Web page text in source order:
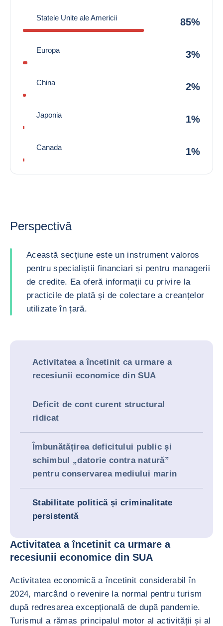
Statele Unite ale Americii 85%
Europa 3%
China 2%
Japonia 1%
Canada 1%
Perspectivă
Această secțiune este un instrument valoros
pentru specialiștii financiari și pentru managerii
de credite. Ea oferă informații cu privire la
practicile de plată și de colectare a creanțelor
utilizate în țară.
Activitatea a încetinit ca urmare a
recesiunii economice din SUA
Deficit de cont curent structural
ridicat
Îmbunătățirea deficitului public și
schimbul „datorie contra natură”
pentru conservarea mediului marin
Stabilitate politică și criminalitate
persistentă
Activitatea a încetinit ca urmare a
recesiunii economice din SUA
Activitatea economică a încetinit considerabil în
2024, marcând o revenire la normal pentru turism
după redresarea excepțională de după pandemie.
Turismul a rămas principalul motor al activității și al